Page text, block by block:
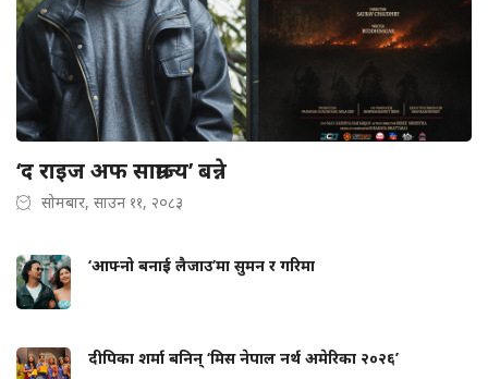
‘द राइज अफ साम्राज्य’ बन्ने
सोमबार, साउन ११, २०८३
‘आफ्नो बनाई लैजाउ’मा सुमन र गरिमा
दीपिका शर्मा बनिन् ‘मिस नेपाल नर्थ अमेरिका २०२६’